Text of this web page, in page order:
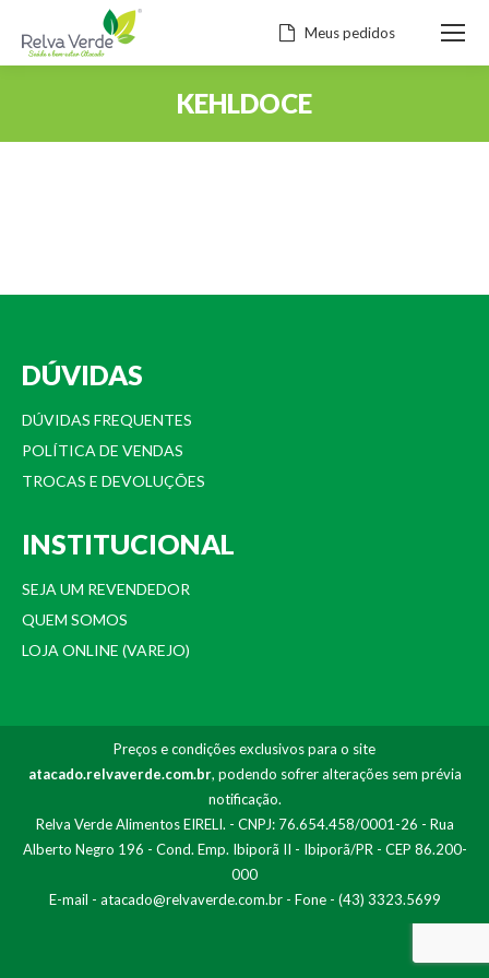
Meus pedidos
KEHLDOCE
DÚVIDAS
DÚVIDAS FREQUENTES
POLÍTICA DE VENDAS
TROCAS E DEVOLUÇÕES
INSTITUCIONAL
SEJA UM REVENDEDOR
QUEM SOMOS
LOJA ONLINE (VAREJO)
Preços e condições exclusivos para o site
atacado.relvaverde.com.br, podendo sofrer alterações sem prévia
notificação.
Relva Verde Alimentos EIRELI. - CNPJ: 76.654.458/0001-26 - Rua
Alberto Negro 196 - Cond. Emp. Ibiporã II - Ibiporã/PR - CEP 86.200-
000
E-mail - atacado@relvaverde.com.br- Fone - (43) 3323.5699